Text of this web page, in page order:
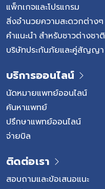
แพ็กเกจและโปรแกรม
สิ่งอำนวยความสะดวกต่างๆ
คำแนะนำ สำหรับชาวต่างชาติ
บริษัทประกันภัยและคู่สัญญา
บริการออนไลน์
นัดหมายแพทย์ออนไลน์
ค้นหาแพทย์
ปรึกษาแพทย์ออนไลน์
จ่ายบิล
ติดต่อเรา
สอบถามและข้อเสนอแนะ